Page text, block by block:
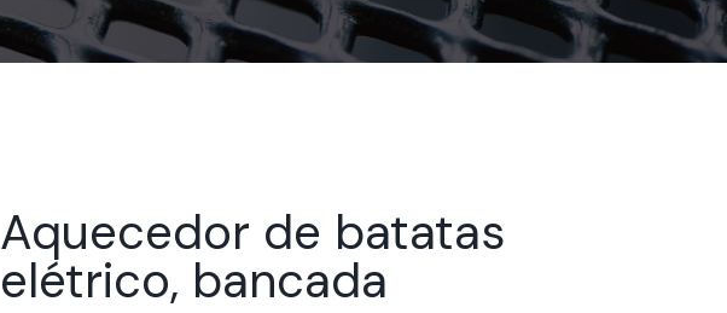
Aquecedor de batatas
elétrico, bancada